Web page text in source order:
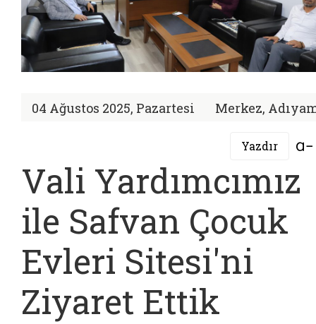
04 Ağustos 2025, Pazartesi Merkez,
Yazdır
Vali Yardımcımız
ile Safvan Çocuk
Evleri Sitesi'ni
Ziyaret Ettik